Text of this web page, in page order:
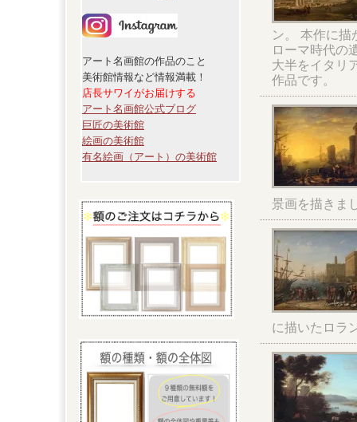
アート名画館の作品のこと
美術館情報など情報満載！
店長サワイがお届けする
アート名画館公式ブログ
巨匠の美術館
絵画の美術館
有名絵画（アート）の美術館
ン。 本作に
ローマ時代の
大半をイタリ
作品です。
景画を描きま
に描いたロラ